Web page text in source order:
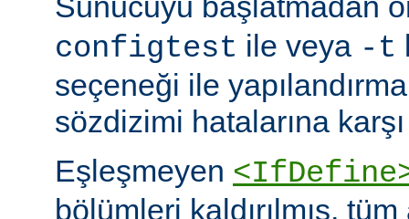
configtest ile veya -t
seçeneği ile yapılandırma
sözdizimi hatalarına
Eşleşmeyen
bölümleri kaldırılmış,